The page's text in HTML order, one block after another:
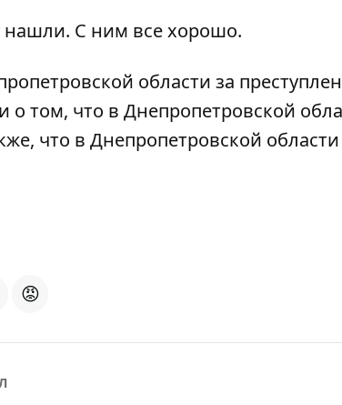
нашли. С ним все хорошо.
области за
о том, что в Днепропетровской
что в Днепропетровской области
😡